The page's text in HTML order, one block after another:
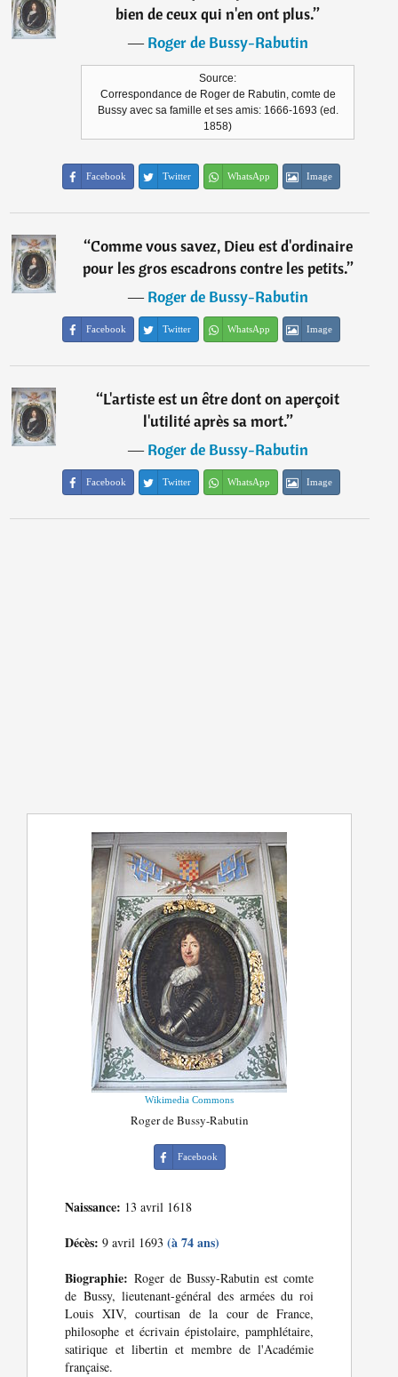
bien de ceux qui n'en ont plus.”
―Roger de Bussy-Rabutin
Source:
Correspondance de Roger de Rabutin, comte de
Bussy avec sa famille et ses amis: 1666-1693 (ed.
1858)
Facebook Twitter WhatsApp Image
“Comme vous savez, Dieu est d'ordinaire
pour les gros escadrons contre les petits.”
―Roger de Bussy-Rabutin
Facebook Twitter WhatsApp Image
“L'artiste est un être dont on aperçoit
l'utilité après sa mort.”
―Roger de Bussy-Rabutin
Facebook Twitter WhatsApp Image
Wikimedia Commons
Roger de Bussy-Rabutin
Facebook
Naissance: 13 avril 1618
Décès: 9 avril 1693(à 74 ans)
Biographie: Roger de Bussy-Rabutin est comte
de Bussy, lieutenant-général des armées du roi
Louis XIV, courtisan de la cour de France,
philosophe et écrivain épistolaire, pamphlétaire,
satirique et libertin et membre de l'Académie
française.